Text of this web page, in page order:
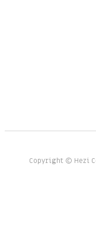
Copyright © Hezi